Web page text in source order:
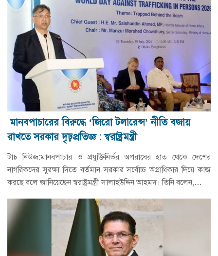
মানবপাচারের বিরুদ্ধে ‘জিরো টলারেন্স’ নীতি বজায়
রাখতে সরকার দৃঢ়প্রতিজ্ঞ : স্বরাষ্ট্রমন্ত্রী
টাচ নিউজ:মানবপাচার ও প্রযুক্তিনির্ভর অপরাধের হাত থেকে দেশের
নাগরিকদের সুরক্ষা দিতে বর্তমান সরকার সর্বোচ্চ অগ্রাধিকার দিয়ে কাজ
করছে বলে জানিয়েছেন স্বরাষ্ট্রমন্ত্রী সালাহউদ্দিন আহমদ। তিনি বলেন,…